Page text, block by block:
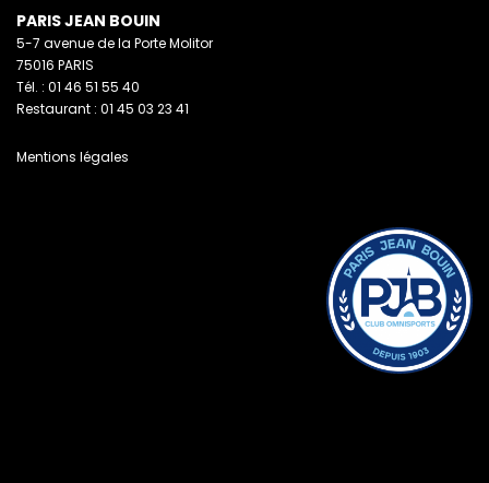
PARIS JEAN BOUIN
5-7 avenue de la Porte Molitor
75016 PARIS
Tél. : 01 46 51 55 40
Restaurant : 01 45 03 23 41
Mentions légales